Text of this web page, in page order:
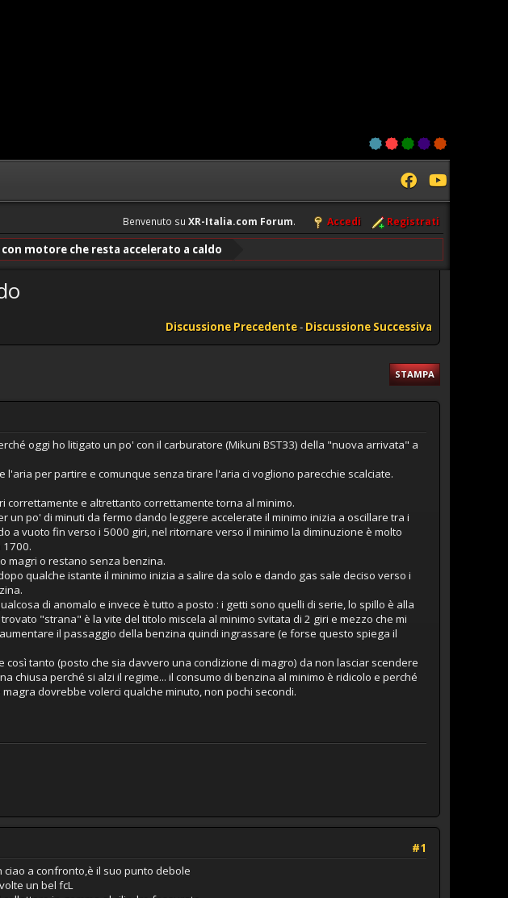
Benvenuto su XR-Italia.com Forum. Accedi Registrati
con motore che resta accelerato a caldo
Discussione Precedente- Discussione Successiva
STAMPA
oggi ho litigato un po' con il carburatore (Mikuni BST33) della "nuova arrivata" a
per partire e comunque senza tirare l'aria ci vogliono parecchie scalciate.
correttamente e altrettanto correttamente torna al minimo.
po' di minuti da fermo dando leggere accelerate il minimo inizia a oscillare tra i
a vuoto fin verso i 5000 giri, nel ritornare verso il minimo la diminuzione è molto
1700.
magri o restano senza benzina.
qualche istante il minimo inizia a salire da solo e dando gas sale deciso verso i
di anomalo e invece è tutto a posto : i getti sono quelli di serie, lo spillo è alla
"strana" è la vite del titolo miscela al minimo svitata di 2 giri e mezzo che mi
il passaggio della benzina quindi ingrassare (e forse questo spiega il
tanto (posto che sia davvero una condizione di magro) da non lasciar scendere
chiusa perché si alzi il regime... il consumo di benzina al minimo è ridicolo e perché
dovrebbe volerci qualche minuto, non pochi secondi.
#1
a confronto,è il suo punto debole
un bel fcL